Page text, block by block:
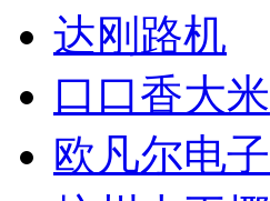
达刚路机
口口香大米
欧凡尔电